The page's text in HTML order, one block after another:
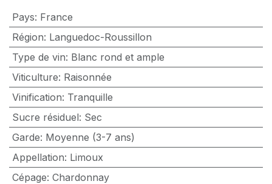
Pays: France
Région: Languedoc-Roussillon
Type de vin: Blanc rond et ample
Viticulture: Raisonnée
Vinification: Tranquille
Sucre résiduel: Sec
Garde: Moyenne (3-7 ans)
Appellation: Limoux
Cépage: Chardonnay